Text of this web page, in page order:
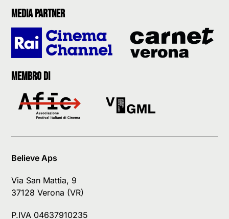
Media partner
Membro di
Believe Aps
Via San Mattia, 9
37128 Verona (VR)
P.IVA 04637910235